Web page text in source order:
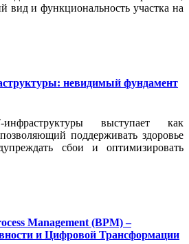
вид и функциональность участка на
невидимый фундамент
выступает как
поддерживать здоровье
сбои и оптимизировать
Management (BPM) –
и Цифровой Трансформации